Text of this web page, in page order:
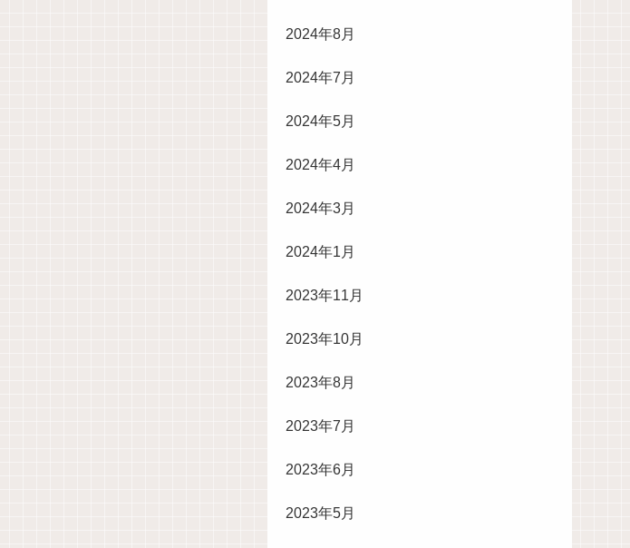
2024年8月
2024年7月
2024年5月
2024年4月
2024年3月
2024年1月
2023年11月
2023年10月
2023年8月
2023年7月
2023年6月
2023年5月